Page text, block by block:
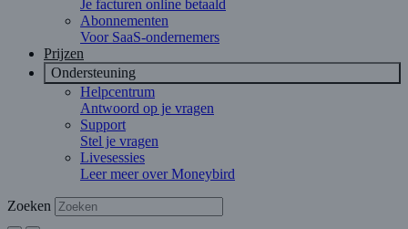
Je facturen online betaald
Abonnementen
Voor SaaS-ondernemers
Prijzen
Ondersteuning
Helpcentrum
Antwoord op je vragen
Support
Stel je vragen
Livesessies
Leer meer over Moneybird
Zoeken